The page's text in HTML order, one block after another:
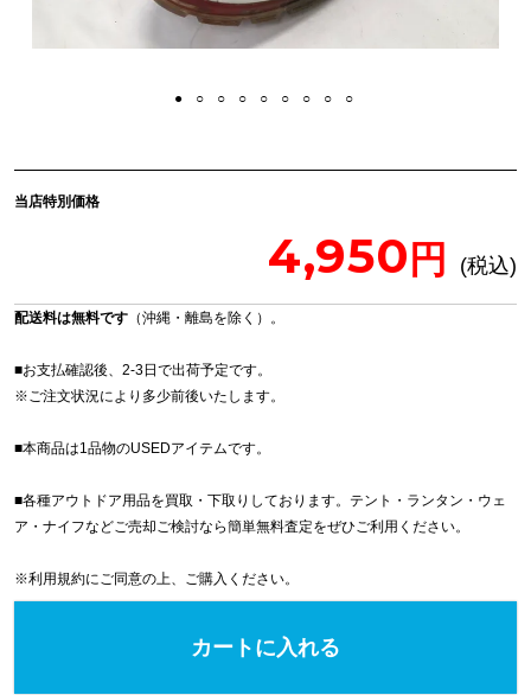
当店特別価格
4,950
配送料は無料です （沖縄・離島を除く）。
■お支払確認後、2-3日で出荷予定です。
※ご注文状況により多少前後いたします。
■本商品は1品物のUSEDアイテムです。
■各種アウトドア用品を買取・下取りしております。テント・ランタン・ウェ
ア・ナイフなどご売却ご検討なら簡単無料査定をぜひご利用ください。
※利用規約にご同意の上、ご購入ください。
カートに入れる